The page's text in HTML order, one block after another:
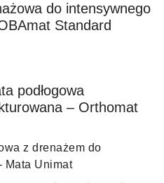
do intensywnego
Standard
podłogowa
– Orthomat